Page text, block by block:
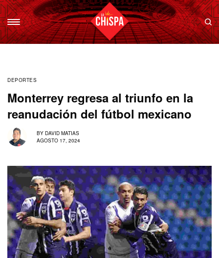
DEPORTES
Monterrey regresa al triunfo en la
reanudación del fútbol mexicano
BY DAVID MATIAS
AGOSTO 17, 2024